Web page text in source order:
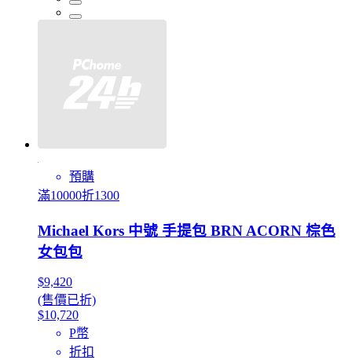
預購
滿10000折1300
Michael Kors 中號 手提包 BRN ACORN 棕色
女包包
$9,420
(售價已折)
$10,720
P幣
折扣